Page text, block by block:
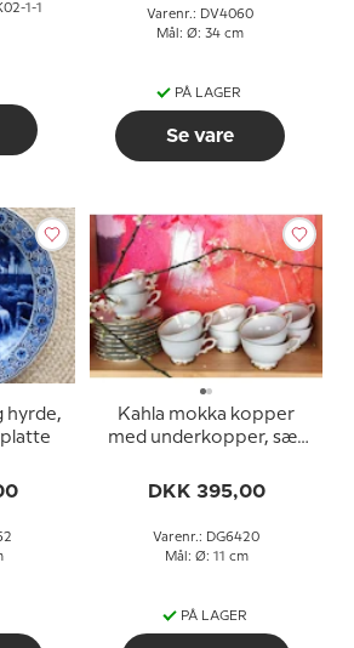
1-1
Varenr.: DV4060
Mål: Ø: 34 cm
PÅ LAGER
Se vare
hyrde,
Kahla mokka kopper
med underkopper, sæt
DKK 395,00
Varenr.: DG6420
Mål: Ø: 11 cm
PÅ LAGER